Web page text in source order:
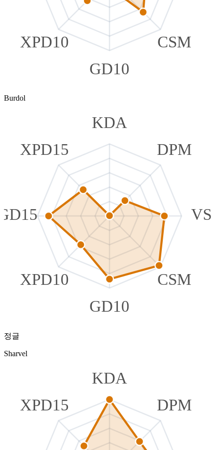
CSM
GD10
XPD10
Burdol
KDA
DPM
VS
CSM
GD10
XPD10
XPD15
정글
Sharvel
KDA
DPM
XPD15